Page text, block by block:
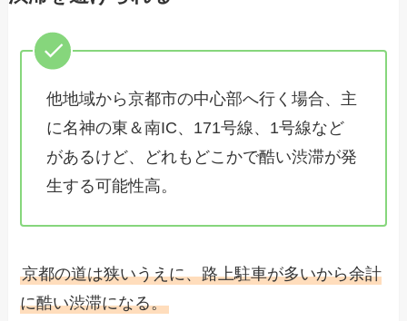
他地域から京都市の中心部へ行く場合、主
に名神の東＆南IC、171号線、1号線など
があるけど、どれもどこかで酷い渋滞が発
生する可能性高。
京都の道は狭いうえに、路上駐車が多いから余計
に酷い渋滞になる。